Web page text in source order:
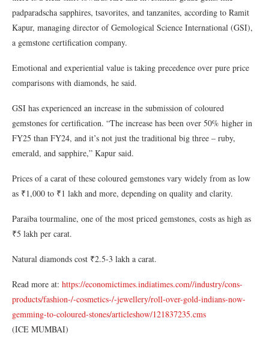
padparadscha sapphires, tsavorites, and tanzanites, according to Ramit
Kapur, managing director of Gemological Science International (GSI),
a gemstone certification company.
Emotional and experiential value is taking precedence over pure price
comparisons with diamonds, he said.
GSI has experienced an increase in the submission of coloured
gemstones for certification. “The increase has been over 50% higher in
FY25 than FY24, and it’s not just the traditional big three – ruby,
emerald, and sapphire,” Kapur said.
Prices of a carat of these coloured gemstones vary widely from as low
as ₹1,000 to ₹1 lakh and more, depending on quality and clarity.
Paraiba tourmaline, one of the most priced gemstones, costs as high as
₹5 lakh per carat.
Natural diamonds cost ₹2.5-3 lakh a carat.
Read more at: https://economictimes.indiatimes.com//industry/cons-
products/fashion-/-cosmetics-/-jewellery/roll-over-gold-indians-now-
gemming-to-coloured-stones/articleshow/121837235.cms
(ICE MUMBAI)